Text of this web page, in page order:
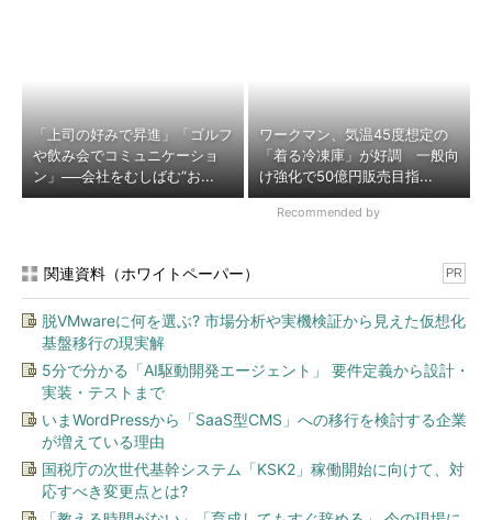
「上司の好みで昇進」「ゴルフ
や飲み会でコミュニケーショ
ン」──会社をむしばむ“お...
ワークマン、気温45度想定の
「着る冷凍庫」が好調 一般向
け強化で50億円販売目指...
Recommended by
関連資料（ホワイトペーパー） PR
脱VMwareに何を選ぶ? 市場分析や実機検証から見えた仮想化
基盤移行の現実解
5分で分かる「AI駆動開発エージェント」 要件定義から設計・
実装・テストまで
いまWordPressから「SaaS型CMS」への移行を検討する企業
が増えている理由
国税庁の次世代基幹システム「KSK2」稼働開始に向けて、対
応すべき変更点とは?